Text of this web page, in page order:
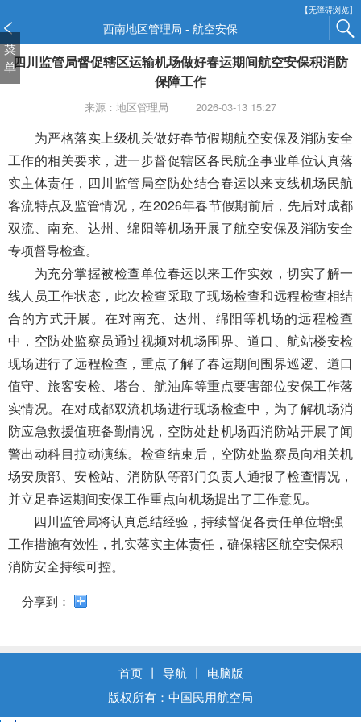
【无障碍浏览】
西南地区管理局 - 航空安保
菜
单四川监管局督促辖区运输机场做好春运期间航空安保积消防
保障工作
来源：地区管理局 2026-03-13 15:27
为严格落实上级机关做好春节假期航空安保及消防安全
工作的相关要求，进一步督促辖区各民航企事业单位认真落
实主体责任，四川监管局空防处结合春运以来支线机场民航
客流特点及监管情况，在2026年春节假期前后，先后对成都
双流、南充、达州、绵阳等机场开展了航空安保及消防安全
专项督导检查。
为充分掌握被检查单位春运以来工作实效，切实了解一
线人员工作状态，此次检查采取了现场检查和远程检查相结
合的方式开展。在对南充、达州、绵阳等机场的远程检查
中，空防处监察员通过视频对机场围界、道口、航站楼安检
现场进行了远程检查，重点了解了春运期间围界巡逻、道口
值守、旅客安检、塔台、航油库等重点要害部位安保工作落
实情况。在对成都双流机场进行现场检查中，为了解机场消
防应急救援值班备勤情况，空防处赴机场西消防站开展了闻
警出动科目拉动演练。检查结束后，空防处监察员向相关机
场安质部、安检站、消防队等部门负责人通报了检查情况，
并立足春运期间安保工作重点向机场提出了工作意见。
四川监管局将认真总结经验 ， 持续督促各责任单位增强
工作措施有效性，扎实落实主体责任，确保辖区航空安保积
消防安全持续可控。
分享到：
首页 丨 导航 丨
电脑版
版权所有：中国民用航空局
窗
口
打
明
页
面,
按
Alt
加
浪
打
开
导
盲
式